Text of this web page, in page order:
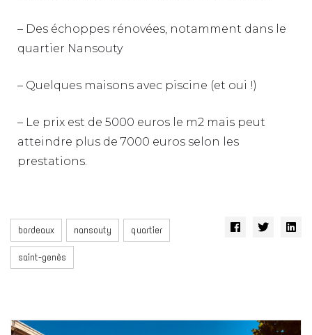
– Des échoppes rénovées, notamment dans le
quartier Nansouty
– Quelques maisons avec piscine (et oui !)
– Le prix est de 5000 euros le m2 mais peut
atteindre plus de 7000 euros selon les
prestations.
bordeaux nansouty quartier
saint-genès